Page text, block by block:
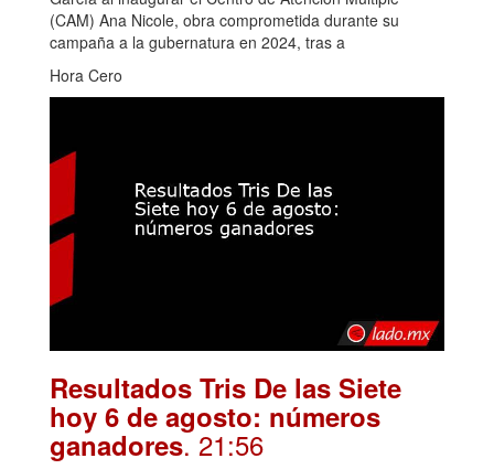
(CAM) Ana Nicole, obra comprometida durante su
campaña a la gubernatura en 2024, tras a
Hora Cero
Resultados Tris De las Siete
hoy 6 de agosto: números
ganadores. 21:56